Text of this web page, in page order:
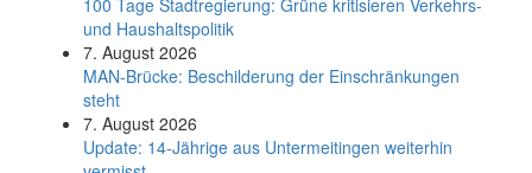
100 Tage Stadtregierung: Grüne kritisieren Verkehrs-
und Haushaltspolitik
7. August 2026
MAN-Brücke: Beschilderung der Einschränkungen
steht
7. August 2026
Update: 14-Jährige aus Untermeitingen weiterhin